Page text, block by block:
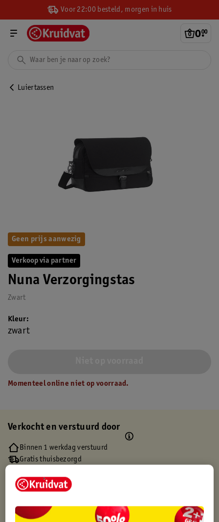
Voor 22:00 besteld, morgen in huis
0.
00
Luiertassen
Verkoop via partner
Nuna Verzorgingstas
Zwart
Geen prijs aanwezig
Kleur
zwart
Momenteel online niet op voorraad.
Verkocht en verstuurd door
Binnen 1 werkdag verstuurd
Gratis thuisbezorgd
Gratis punten met je Kruidvat kaart